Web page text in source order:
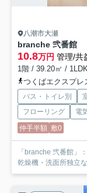
八潮市大瀬
branche 弐番館
10.8万円 管理/共
1階 / 39.20㎡ /
つくばエクスプレ
バス・トイレ別
フローリング
電
仲手半額 敷0
「branche 弐番館」
乾燥機・洗面所独立